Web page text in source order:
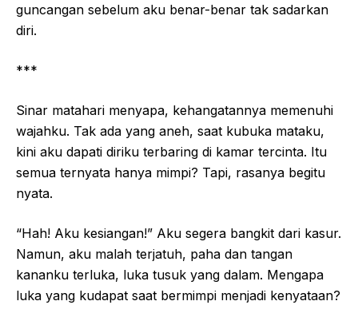
guncangan sebelum aku benar-benar tak sadarkan
diri.
***
Sinar matahari menyapa, kehangatannya memenuhi
wajahku. Tak ada yang aneh, saat kubuka mataku,
kini aku dapati diriku terbaring di kamar tercinta. Itu
semua ternyata hanya mimpi? Tapi, rasanya begitu
nyata.
“Hah! Aku kesiangan!” Aku segera bangkit dari kasur.
Namun, aku malah terjatuh, paha dan tangan
kananku terluka, luka tusuk yang dalam. Mengapa
luka yang kudapat saat bermimpi menjadi kenyataan?